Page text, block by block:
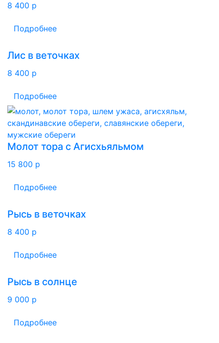
8 400 p
Подробнее
Лис в веточках
8 400 p
Подробнее
Молот тора с Агисхьяльмом
15 800 p
Подробнее
Рысь в веточках
8 400 p
Подробнее
Рысь в солнце
9 000 p
Подробнее